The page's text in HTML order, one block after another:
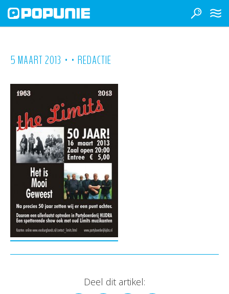
5 MAART 2013 • • REDACTIE
Deel dit artikel: